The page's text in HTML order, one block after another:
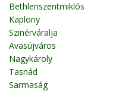
Bethlenszentmiklós
Kaplony
Szinérváralja
Avasújváros
Nagykároly
Tasnád
Sarmaság